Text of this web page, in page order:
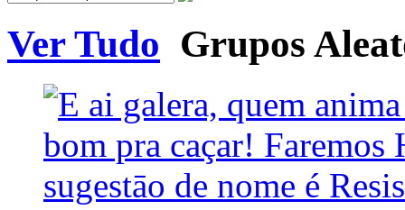
Ver Tudo Grupos